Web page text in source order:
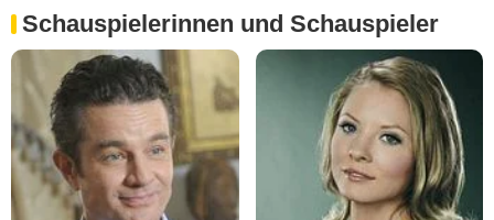
Schauspielerinnen und Schauspieler